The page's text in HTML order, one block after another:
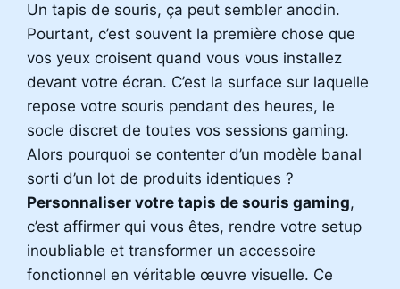
Un tapis de souris, ça peut sembler anodin.
Pourtant, c’est souvent la première chose que
vos yeux croisent quand vous vous installez
devant votre écran. C’est la surface sur laquelle
repose votre souris pendant des heures, le
socle discret de toutes vos sessions gaming.
Alors pourquoi se contenter d’un modèle banal
sorti d’un lot de produits identiques ?
Personnaliser votre tapis de souris gaming,
c’est affirmer qui vous êtes, rendre votre setup
inoubliable et transformer un accessoire
fonctionnel en véritable œuvre visuelle. Ce